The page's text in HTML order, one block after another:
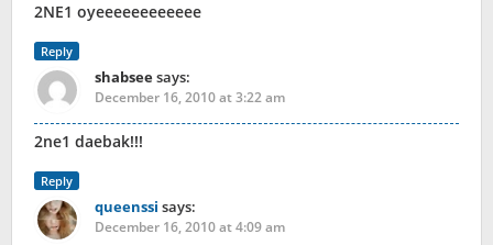
2NE1 oyeeeeeeeeeeee
Reply
shabseesays:
December 16, 2010 at 3:22 am
2ne1 daebak!!!
Reply
queenssi says:
December 16, 2010 at 4:09 am